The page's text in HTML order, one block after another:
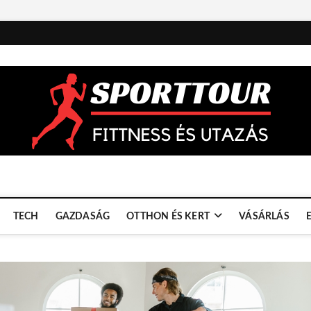
TECH GAZDASÁG OTTHON ÉS KERT VÁSÁRLÁS